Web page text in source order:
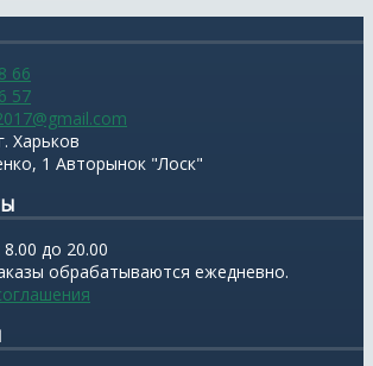
66
57
Харьков
1 Авторынок "Лоск"
до 20.00
обрабатываются ежедневно.